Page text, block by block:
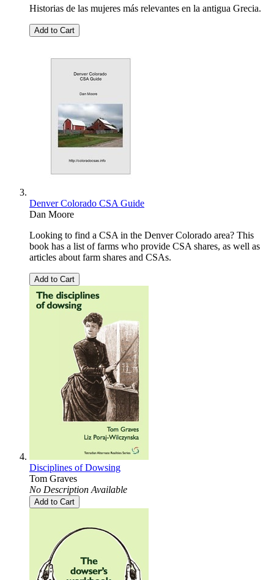
Historias de las mujeres más relevantes en la antigua Grecia.
Add to Cart
Denver Colorado CSA Guide
Dan Moore
Looking to find a CSA in the Denver Colorado area? This
book has a list of farms who provide CSA shares, as well as
articles about farm shares and CSAs.
Add to Cart
Disciplines of Dowsing
Tom Graves
No Description Available
Add to Cart